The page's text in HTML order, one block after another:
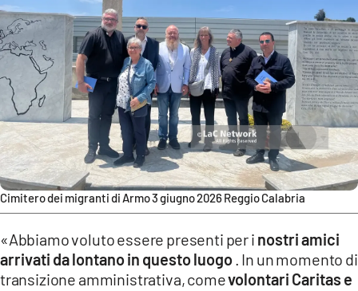
Cimitero dei migranti di Armo 3 giugno 2026 Reggio Calabria
«Abbiamo voluto essere presenti per i nostri amici
arrivati ​​da lontano in questo luogo . In un momento di
transizione amministrativa, comevolontari Caritas e